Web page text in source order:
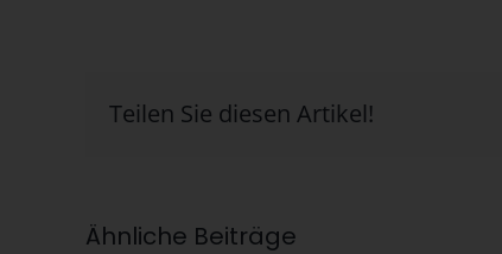
Teilen Sie diesen Artikel!
Ähnliche Beiträge